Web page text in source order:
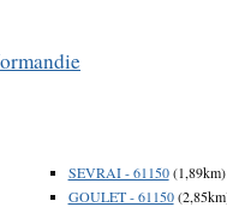
SEVRAI - 61150(1,89km)
GOULET - 61150